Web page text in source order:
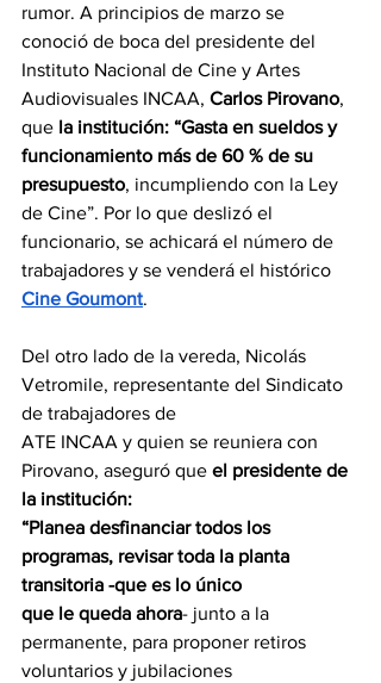
rumor. A principios de marzo se
conoció de boca del presidente del
Instituto Nacional de Cine y Artes
Audiovisuales INCAA, Carlos Pirovano,
que la institución: “Gasta en sueldos y
funcionamiento más de 60 % de su
presupuesto, incumpliendo con la Ley
de Cine”. Por lo que deslizó el
funcionario, se achicará el número de
trabajadores y se venderá el histórico
Cine Goumont.
Del otro lado de la vereda, Nicolás
Vetromile, representante del Sindicato
de trabajadores de
ATE INCAA y quien se reuniera con
Pirovano, aseguró que el presidente de
la institución:
“Planea desfinanciar todos los
programas, revisar toda la planta
transitoria -que es lo único
que le queda ahora- junto a la
permanente, para proponer retiros
voluntarios y jubilaciones